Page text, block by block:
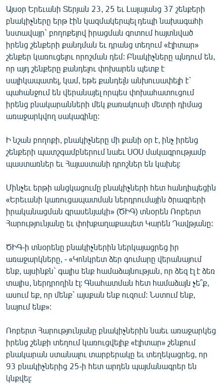
ԿՈՐՈՆԱՎԻՐՈՒՍ
ԱՐԽԻՎ
ՏԵՍԱՆՅՈՒԹԵՐ
ԲԱՆԱՎԵՃ
ՁԳՏԵԼՈՎ ԼԱՎԱԳՈՒՅՆԻՆ
ՓՈԴՔԱՍԹ
Հայերեն
English
Русский
ՀԵՏԵՎԵՔ ՄԵԶ
«Ազատության» բոլոր կայքերը
Այսօր Երեւանի Տերյան 23, 25 եւ Լալայանց 37 շենքերի
բնակիչները երթ էին կազմակերպել դեպի նախագահի
նստավայր` բողոքելով իրացման գոտում հայտնված
իրենց շենքերի քանդման եւ դրանց տեղում «էլիտար»
շենքեր կառուցելու որոշման դեմ: Բնակիչները պնդում են,
որ այդ շենքերը քանդելու փոխարեն պետք է
սալիկապատել, կամ, եթե քանդելն անխուսափելի է`
պահանջում են վերանայել որպես փոխահատուցում
իրենց բնակարանների մեկ քառակուսի մետրի դիմաց
առաջարկվող սակագինը:
Ի նշան բողոքի, բնակիչները մի քանի օր է, ինչ իրենց
շենքերի պատշգամբներում նաեւ ՍՕՍ մակագրությամբ
պաստառներ եւ Հայաստանի դրոշներ են կախել:
Մինչեւ երթի անցկացումը բնակիչների հետ հանդիպեցին
«Երեւանի կառուցապատման ներդրումային ծրագրերի
իրականացման գրասենյակի» (ԾԻԳ) տնօրեն Ռոբերտ
Հարությունյանը եւ փոխքաղաքապետ Կարեն Դավթյանը:
ԾԻԳ-ի տնօրենը բնակիչներին ներկայացրեց իր
առաջարկները, - «Կոնկրետ ձեր գումարը վերանայում
ենք, այսինքն` գալիս ենք համաձայնության, որ ձեզ էլ է ձեռ
տալիս, ներդրողին էլ: Գնահատման հետ համաձայն չե՞ք,
ասում եք, որ մենք` այսքան ենք ուզում: Նստում ենք,
նայում ենք»:
Ռոբերտ Հարությունյանը բնակիչներին նաեւ առաջարկեց
իրենց շենքի տեղում կառուցվելիք «էլիտար» շենքում
բնակարան ստանալու տարբերակը եւ տեղեկացրեց, որ
93 բնակիչներից 25-ի հետ արդեն պայմանագրեր են
կնքվել: